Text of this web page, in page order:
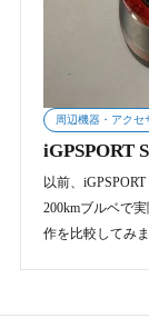
周辺機器・アクセ
iGPSPORT
以前、
200kmブルベで
作を比較してみ